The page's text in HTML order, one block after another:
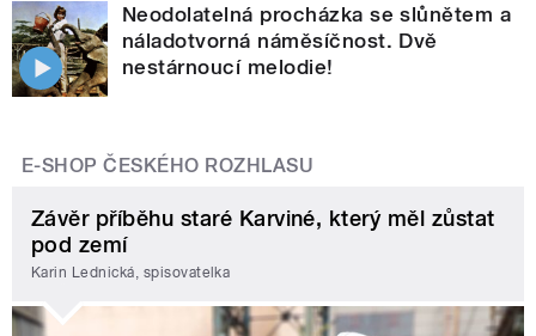
Neodolatelná procházka se slůnětem a
náladotvorná náměsíčnost. Dvě
nestárnoucí melodie!
E-SHOP ČESKÉHO ROZHLASU
Závěr příběhu staré Karviné, který měl zůstat
pod zemí
Karin Lednická, spisovatelka